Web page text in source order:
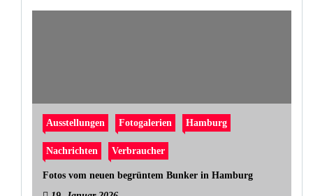
Ausstellungen Fotogalerien Hamburg
Nachrichten Verbraucher
Fotos vom neuen begrüntem Bunker in Hamburg